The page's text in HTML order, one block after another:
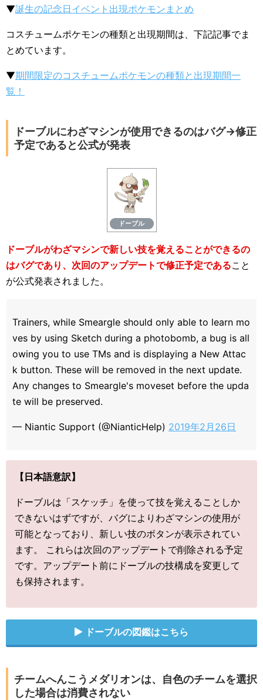
▼誕生の記念日イベント出現ポケモンまとめ
コスチュームポケモンの種類と出現期間は、下記記事でま
とめています。
▼期間限定のコスチュームポケモンの種類と出現期間一
覧！
ドーブルにわざマシンが使用できるのはバグ→修正
予定であると公式が発表
ドーブル
ドーブルがわざマシンで新しい技を覚えることができるの
はバグであり、次回のアップデートで修正予定であること
が公式発表されました。
Trainers, while Smeargle should only able to learn mo
ves by using Sketch during a photobomb, a bug is all
owing you to use TMs and is displaying a New Attac
k button. These will be removed in the next update.
Any changes to Smeargle's moveset before the upda
te will be preserved.
— Niantic Support (@NianticHelp) 2019年2月26日
【日本語意訳】
ドーブルは「スケッチ」を使って技を覚えることしか
できないはずですが、バグによりわざマシンの使用が
可能となっており、新しい技のボタンが表示されてい
ます。 これらは次回のアップデートで削除される予定
です。アップデート前にドーブルの技構成を変更して
も保持されます。
ドーブルの図鑑はこちら
チームへんこうメダリオンは、自色のチームを選択
した場合は消費されない